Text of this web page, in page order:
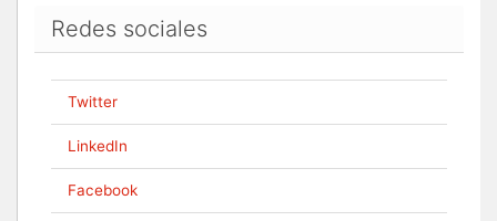
Redes sociales
Twitter
LinkedIn
Facebook